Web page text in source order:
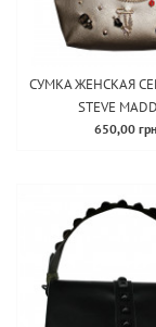
СУМКА ЖЕНСКАЯ
STEVE
650,00